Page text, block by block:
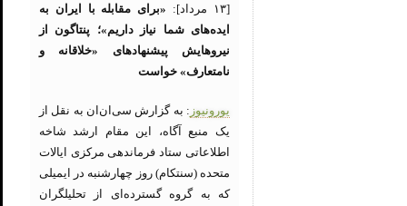
[۱۳ مرداد]:
«برای مقابله با ایران به
ایده‌های شما نیاز داریم»؛ پنتاگون از
نیروهایش پیشنهادهای «خلاقانه و
نامتعارف» خواست
یورونیوز : به گزارش سی‌ان‌ان به نقل از
یک منبع آگاه، این مقام ارشد شاخه
اطلاعاتی ستاد فرماندهی مرکزی ایالات
متحده (سنتکام) روز چهارشنبه در ایمیلی
که به گروه گسترده‌ای از تحلیلگران